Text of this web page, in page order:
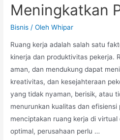
Meningkatkan
Bisnis / OlehWhipar
Ruang kerja adalah salah satu
kinerja dan produktivitas pekerja.
aman, dan mendukung dapat
kreativitas, dan kesejahteraan
yang tidak nyaman, berisik, atau
menurunkan kualitas dan efisiensi
menciptakan ruang kerja di
optimal, perusahaan perlu …